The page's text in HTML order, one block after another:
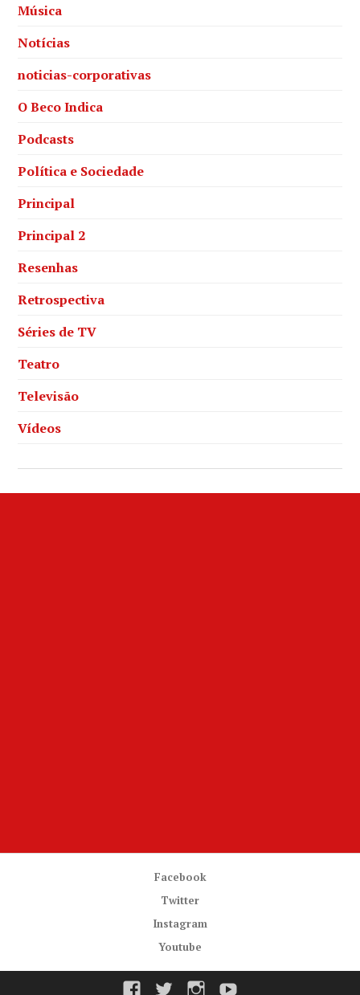
Música
Notícias
noticias-corporativas
O Beco Indica
Podcasts
Política e Sociedade
Principal
Principal 2
Resenhas
Retrospectiva
Séries de TV
Teatro
Televisão
Vídeos
Facebook
Twitter
Instagram
Youtube
FacebookTwitterInstagram